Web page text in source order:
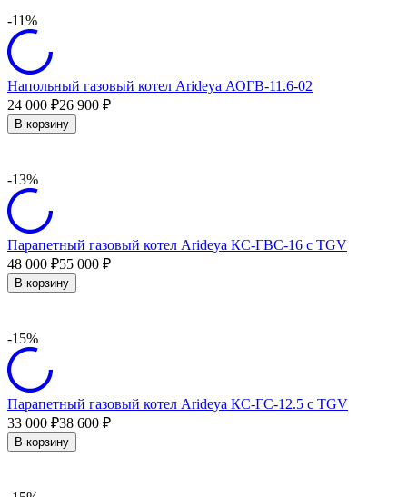
-11%
Напольный газовый котел Arideya АОГВ-11.6-02
24 000 ₽26 900 ₽
В корзину
-13%
Парапетный газовый котел Arideya КС-ГВС-16 с TGV
48 000 ₽55 000 ₽
В корзину
-15%
Парапетный газовый котел Arideya КС-ГС-12.5 с TGV
33 000 ₽38 600 ₽
В корзину